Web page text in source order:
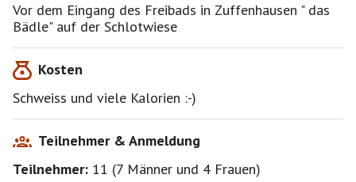
Vor dem Eingang des Freibads in Zuffenhausen " das
Bädle" auf der Schlotwiese
Kosten
Schweiss und viele Kalorien :-)
Teilnehmer & Anmeldung
Teilnehmer: 11 (7 Männer und 4 Frauen)